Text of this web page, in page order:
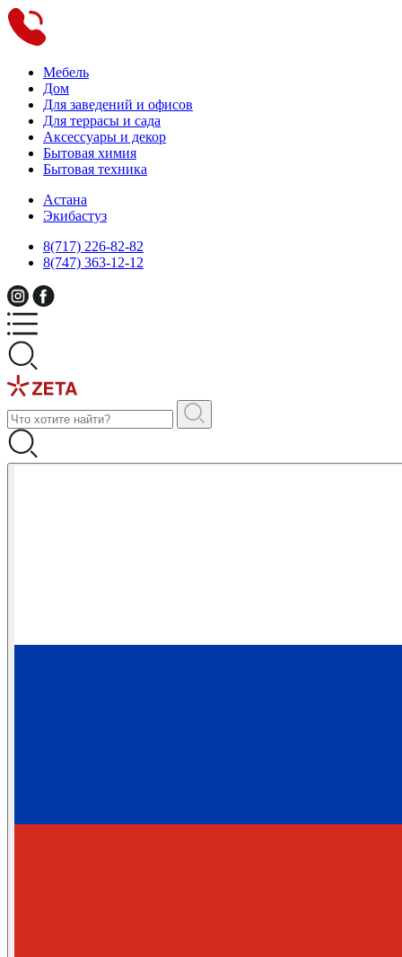
Мебель
Дом
Для заведений и офисов
Для террасы и сада
Аксессуары и декор
Бытовая химия
Бытовая техника
Астана
Экибастуз
8(717) 226-82-82
8(747) 363-12-12